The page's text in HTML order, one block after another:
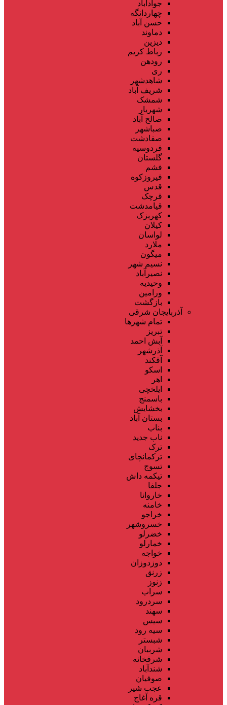
جوادآباد
چهاردانگه
حسن آباد
دماوند
دیزین
رباط کریم
رودهن
ری
شاهدشهر
شریف آباد
شمشک
شهریار
صالح آباد
صباشهر
صفادشت
فردوسیه
گلستان
فشم
فیروزکوه
قدس
قرچک
قیامدشت
کهریزک
کیلان
لواسان
ملارد
میگون
نسیم شهر
نصیرآباد
وحیدیه
ورامین
بازگشت
آذربایجان شرقی
تمام شهر‌ها
تبریز
آبش احمد
آذرشهر
آقکند
اسکو
اهر
ایلخچی
باسمنج
بخشایش
بستان آباد
بناب
ناب جدید
ترک
ترکمانچای
تسوج
تیکمه داش
جلفا
خاروانا
خامنه
خراجو
خسروشهر
خضرلو
خمارلو
خواجه
دوزدوزان
زرنق
زنوز
سراب
سردرود
سهند
سیس
سیه رود
شبستر
شربیان
شرفخانه
شندآباد
صوفیان
عجب شیر
قره آغاج